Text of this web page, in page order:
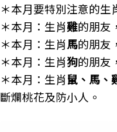
＊本月要特別注意的生
＊本月：生肖雞的朋友
＊本月：生肖馬的朋友
＊本月：生肖狗的朋友
＊本月：生肖鼠、馬、
斷爛桃花及防小人。